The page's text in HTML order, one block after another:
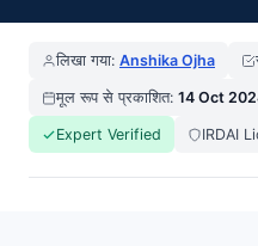
लिखा गया: Anshika Ojha
मूल रूप से प्रकाशित: 14 Oct
Expert Verified IRDAI